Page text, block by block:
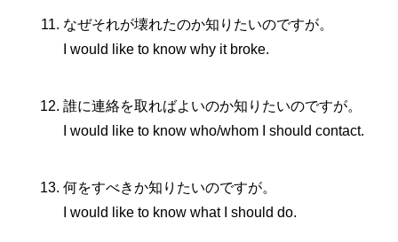
なぜそれが壊れたのか知りたいのですが。
I would like to know why it broke.
誰に連絡を取ればよいのか知りたいのですが。
I would like to know who/whom I should contact.
何をすべきか知りたいのですが。
I would like to know what I should do.